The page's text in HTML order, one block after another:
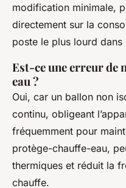
modification minimale,
directement sur la
poste le plus lourd
Est-ce une erreur de
eau ?
Oui, car un ballon non
continu, obligeant
fréquemment pour
protège-chauffe-eau,
thermiques et réduit la
chauffe.